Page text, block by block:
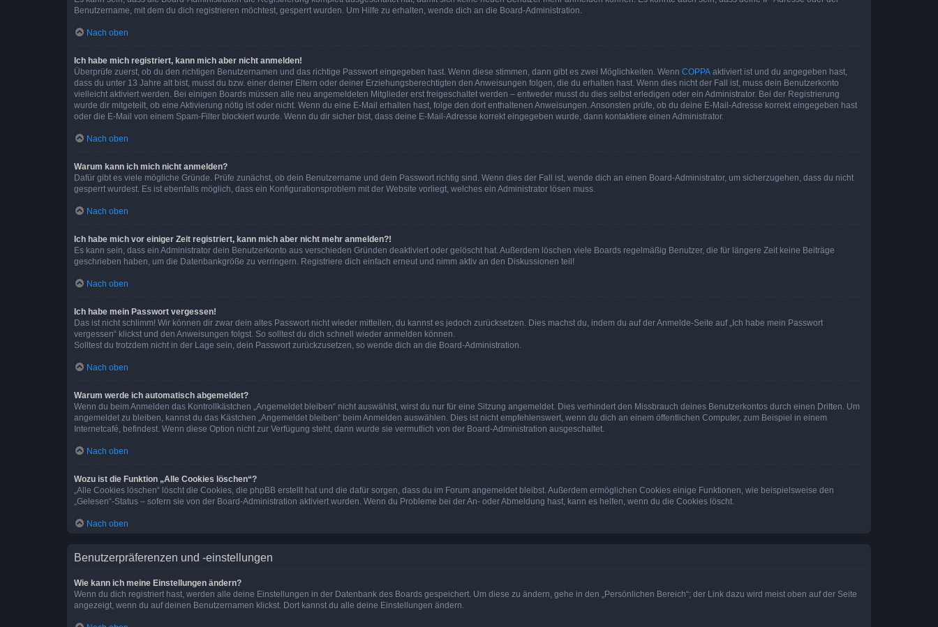
Benutzername, mit dem du dich registrieren möchtest, gesperrt wurden. Um Hilfe zu erhalten, wende dich an die Board-Administration.
Nach oben
Ich habe mich registriert, kann mich aber nicht anmelden!
Überprüfe zuerst, ob du den richtigen Benutzernamen und das richtige Passwort eingegeben hast. Wenn diese stimmen, dann gibt es zwei Möglichkeiten. Wenn COPPA aktiviert ist und du angegeben hast,
dass du unter 13 Jahre alt bist, musst du bzw. einer deiner Eltern oder deiner Erziehungsberechtigten den Anweisungen folgen, die du erhalten hast. Wenn dies nicht der Fall ist, muss dein Benutzerkonto
vielleicht aktiviert werden. Bei einigen Boards müssen alle neu angemeldeten Mitglieder erst freigeschaltet werden – entweder musst du dies selbst erledigen oder ein Administrator. Bei der Registrierung
wurde dir mitgeteilt, ob eine Aktivierung nötig ist oder nicht. Wenn du eine E-Mail erhalten hast, folge den dort enthaltenen Anweisungen. Ansonsten prüfe, ob du deine E-Mail-Adresse korrekt eingegeben hast
oder die E-Mail von einem Spam-Filter blockiert wurde. Wenn du dir sicher bist, dass deine E-Mail-Adresse korrekt eingegeben wurde, dann kontaktiere einen Administrator.
Nach oben
Warum kann ich mich nicht anmelden?
Dafür gibt es viele mögliche Gründe. Prüfe zunächst, ob dein Benutzername und dein Passwort richtig sind. Wenn dies der Fall ist, wende dich an einen Board-Administrator, um sicherzugehen, dass du nicht
gesperrt wurdest. Es ist ebenfalls möglich, dass ein Konfigurationsproblem mit der Website vorliegt, welches ein Administrator lösen muss.
Nach oben
Ich habe mich vor einiger Zeit registriert, kann mich aber nicht mehr anmelden?!
Es kann sein, dass ein Administrator dein Benutzerkonto aus verschieden Gründen deaktiviert oder gelöscht hat. Außerdem löschen viele Boards regelmäßig Benutzer, die für längere Zeit keine Beiträge
geschrieben haben, um die Datenbankgröße zu verringern. Registriere dich einfach erneut und nimm aktiv an den Diskussionen teil!
Nach oben
Ich habe mein Passwort vergessen!
Das ist nicht schlimm! Wir können dir zwar dein altes Passwort nicht wieder mitteilen, du kannst es jedoch zurücksetzen. Dies machst du, indem du auf der Anmelde-Seite auf „Ich habe mein Passwort
vergessen“ klickst und den Anweisungen folgst. So solltest du dich schnell wieder anmelden können.
Solltest du trotzdem nicht in der Lage sein, dein Passwort zurückzusetzen, so wende dich an die Board-Administration.
Nach oben
Warum werde ich automatisch abgemeldet?
Wenn du beim Anmelden das Kontrollkästchen „Angemeldet bleiben“ nicht auswählst, wirst du nur für eine Sitzung angemeldet. Dies verhindert den Missbrauch deines Benutzerkontos durch einen Dritten. Um
angemeldet zu bleiben, kannst du das Kästchen „Angemeldet bleiben“ beim Anmelden auswählen. Dies ist nicht empfehlenswert, wenn du dich an einem öffentlichen Computer, zum Beispiel in einem
Internetcafé, befindest. Wenn diese Option nicht zur Verfügung steht, dann wurde sie vermutlich von der Board-Administration ausgeschaltet.
Nach oben
Wozu ist die Funktion „Alle Cookies löschen“?
„Alle Cookies löschen“ löscht die Cookies, die phpBB erstellt hat und die dafür sorgen, dass du im Forum angemeldet bleibst. Außerdem ermöglichen Cookies einige Funktionen, wie beispielsweise den
„Gelesen“-Status – sofern sie von der Board-Administration aktiviert wurden. Wenn du Probleme bei der An- oder Abmeldung hast, kann es helfen, wenn du die Cookies löscht.
Nach oben
Benutzerpräferenzen und -einstellungen
Wie kann ich meine Einstellungen ändern?
Wenn du dich registriert hast, werden alle deine Einstellungen in der Datenbank des Boards gespeichert. Um diese zu ändern, gehe in den „Persönlichen Bereich“; der Link dazu wird meist oben auf der Seite
angezeigt, wenn du auf deinen Benutzernamen klickst. Dort kannst du alle deine Einstellungen ändern.